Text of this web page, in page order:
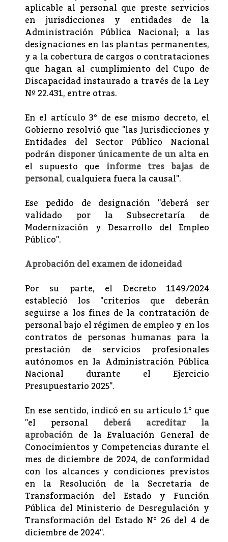
aplicable al personal que preste servicios
en jurisdicciones y entidades de la
Administración Pública Nacional; a las
designaciones en las plantas permanentes,
y a la cobertura de cargos o contrataciones
que hagan al cumplimiento del Cupo de
Discapacidad instaurado a través de la Ley
Nº 22.431, entre otras.
En el artículo 3° de ese mismo decreto, el
Gobierno resolvió que "las Jurisdicciones y
Entidades del Sector Público Nacional
podrán disponer únicamente de un altaen
el supuesto que informe tres bajas de
personal, cualquiera fuera la causal".
Ese pedido de designación "deberá ser
validado por la Subsecretaría de
Modernización y Desarrollo del Empleo
Público".
Aprobación del examen de idoneidad
Por su parte, el Decreto 1149/2024
estableció los "criterios que deberán
seguirse a los fines de la contratación de
personal bajo el régimen de empleo y en los
contratos de personas humanas para la
prestación de servicios profesionales
autónomos en la Administración Pública
Nacional durante el Ejercicio
Presupuestario 2025".
En ese sentido, indicó en su artículo 1° que
"el personal deberá acreditar la
aprobación de la Evaluación General de
Conocimientos y Competencias durante el
mes de diciembre de 2024, de conformidad
con los alcances y condiciones previstos
en la Resolución de la Secretaría de
Transformación del Estado y Función
Pública del Ministerio de Desregulación y
Transformación del Estado N° 26 del 4 de
diciembre de 2024".